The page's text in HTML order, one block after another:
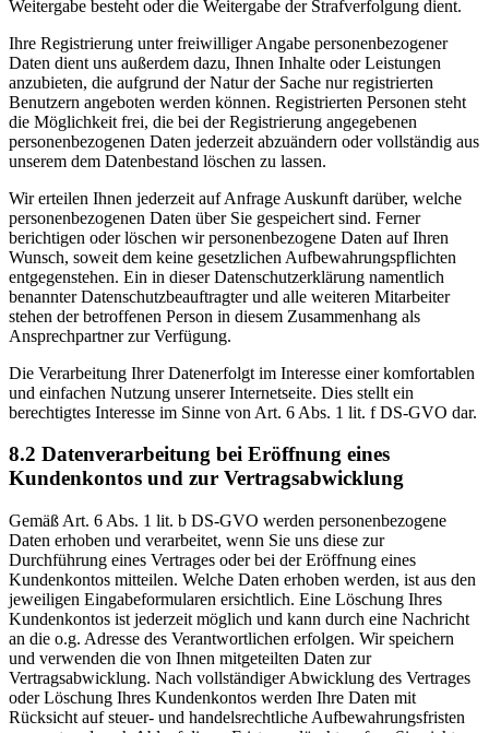
Weitergabe besteht oder die Weitergabe der Strafverfolgung dient.
Ihre Registrierung unter freiwilliger Angabe personenbezogener
Daten dient uns außerdem dazu, Ihnen Inhalte oder Leistungen
anzubieten, die aufgrund der Natur der Sache nur registrierten
Benutzern angeboten werden können. Registrierten Personen steht
die Möglichkeit frei, die bei der Registrierung angegebenen
personenbezogenen Daten jederzeit abzuändern oder vollständig aus
unserem dem Datenbestand löschen zu lassen.
Wir erteilen Ihnen jederzeit auf Anfrage Auskunft darüber, welche
personenbezogenen Daten über Sie gespeichert sind. Ferner
berichtigen oder löschen wir personenbezogene Daten auf Ihren
Wunsch, soweit dem keine gesetzlichen Aufbewahrungspflichten
entgegenstehen. Ein in dieser Datenschutzerklärung namentlich
benannter Datenschutzbeauftragter und alle weiteren Mitarbeiter
stehen der betroffenen Person in diesem Zusammenhang als
Ansprechpartner zur Verfügung.
Die Verarbeitung Ihrer Datenerfolgt im Interesse einer komfortablen
und einfachen Nutzung unserer Internetseite. Dies stellt ein
berechtigtes Interesse im Sinne von Art. 6 Abs. 1 lit. f DS-GVO dar.
8.2 Datenverarbeitung bei Eröffnung eines
Kundenkontos und zur Vertragsabwicklung
Gemäß Art. 6 Abs. 1 lit. b DS-GVO werden personenbezogene
Daten erhoben und verarbeitet, wenn Sie uns diese zur
Durchführung eines Vertrages oder bei der Eröffnung eines
Kundenkontos mitteilen. Welche Daten erhoben werden, ist aus den
jeweiligen Eingabeformularen ersichtlich. Eine Löschung Ihres
Kundenkontos ist jederzeit möglich und kann durch eine Nachricht
an die o.g. Adresse des Verantwortlichen erfolgen. Wir speichern
und verwenden die von Ihnen mitgeteilten Daten zur
Vertragsabwicklung. Nach vollständiger Abwicklung des Vertrages
oder Löschung Ihres Kundenkontos werden Ihre Daten mit
Rücksicht auf steuer- und handelsrechtliche Aufbewahrungsfristen